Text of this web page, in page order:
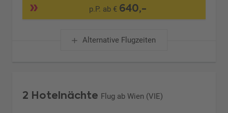
p.P. ab € 640,-
Alternative Flugzeiten
2 Hotelnächte Flug ab Wien (VIE)